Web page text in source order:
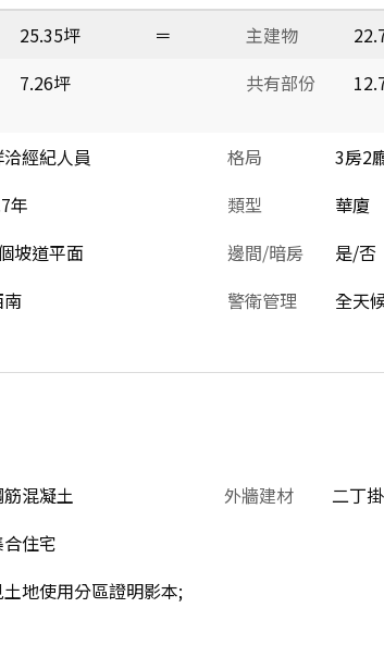
25.35坪 ＝ 主建物
7.26坪 共有部份
洽經紀人員 格局 3房2
年 類型 華廈
坡道平面 邊間/暗房 是/否
南 警衛管理 全天
混凝土 外牆建材 二丁掛
住宅
土地使用分區證明影本;